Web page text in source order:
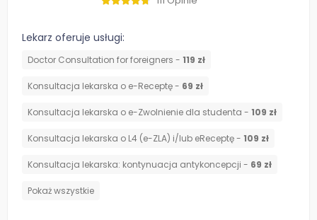
Lekarz oferuje usługi:
Doctor Consultation for foreigners - 119 zł
Konsultacja lekarska o e-Receptę - 69 zł
Konsultacja lekarska o e-Zwolnienie dla studenta - 109 zł
Konsultacja lekarska o L4 (e-ZLA) i/lub eReceptę - 109 zł
⁠Konsultacja lekarska: kontynuacja antykoncepcji - 69 zł
Pokaż wszystkie